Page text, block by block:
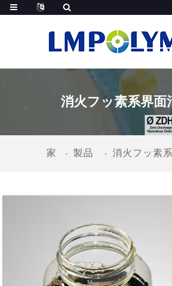
消火フッ素系界面
家 製品 消火フッ素